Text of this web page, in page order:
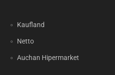
Kaufland
Netto
Auchan Hipermarket